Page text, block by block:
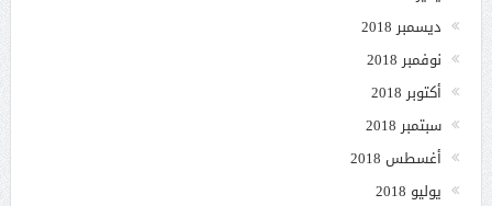
ديسمبر 2018
نوفمبر 2018
أكتوبر 2018
سبتمبر 2018
أغسطس 2018
يوليو 2018